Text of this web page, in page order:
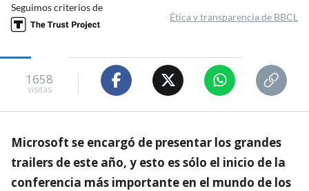
Seguimos criterios de
Ética y transparencia de BBCL
1658
visitas
Microsoft se encargó de presentar los grandes
trailers de este año, y esto es sólo el inicio de la
conferencia más importante en el mundo de los